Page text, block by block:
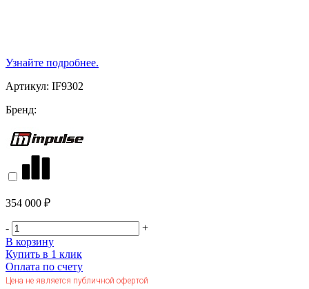
Узнайте подробнее.
Артикул: IF9302
Бренд:
354 000 ₽
-
+
В корзину
Купить в 1 клик
Оплата по счету
Цена не является публичной офертой